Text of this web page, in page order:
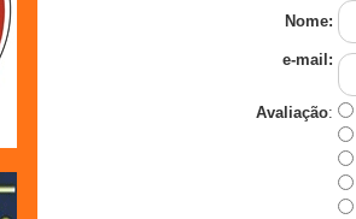
Nome:
e-mail:
Avaliação: